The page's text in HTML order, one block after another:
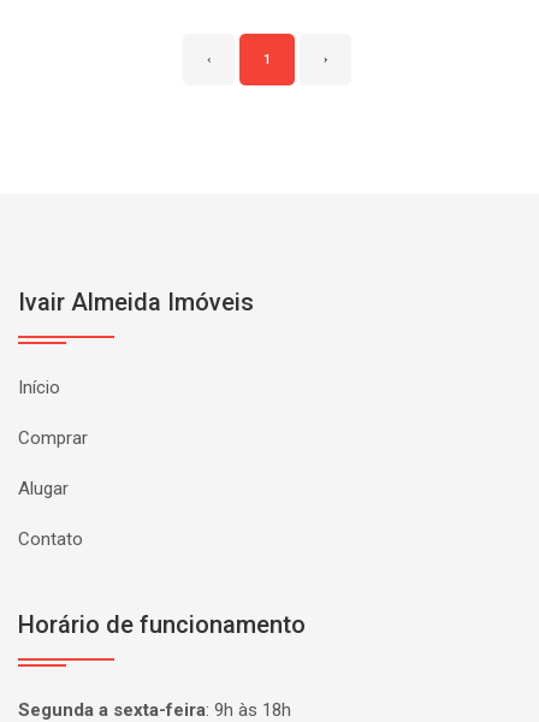
‹ 1 ›
Ivair Almeida Imóveis
Início
Comprar
Alugar
Contato
Horário de funcionamento
Segunda a sexta-feira: 9h às 18h